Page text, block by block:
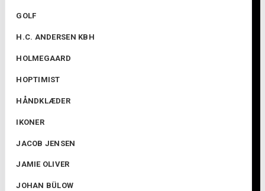
GOLF
H.C. ANDERSEN KBH
HOLMEGAARD
HOPTIMIST
HÅNDKLÆDER
IKONER
JACOB JENSEN
JAMIE OLIVER
JOHAN BÜLOW